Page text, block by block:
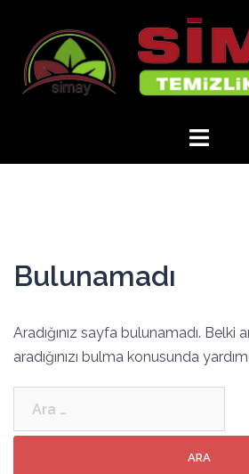
Bulunamadı
Aradığınız sayfa bulunamadı. Belki
aradığınızı bulma konusunda